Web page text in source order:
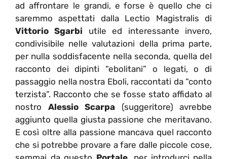
ad affrontare le grandi, e forse è quello che ci
saremmo aspettati dalla Lectio Magistralis di
Vittorio Sgarbi utile ed interessante invero,
condivisibile nelle valutazioni della prima parte,
per nulla soddisfacente nella seconda, quella del
racconto dei dipinti “ebolitani” o legati, o di
passaggio nella nostra Eboli, raccontati da “conto
terzista”. Racconto che se fosse stato affidato al
nostro Alessio Scarpa (suggeritore) avrebbe
aggiunto quella giusta passione che meritavano.
E così oltre alla passione mancava quel racconto
che si potrebbe provare a fare dalle piccole cose,